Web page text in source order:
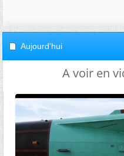
Aujourd'hui
A voir en